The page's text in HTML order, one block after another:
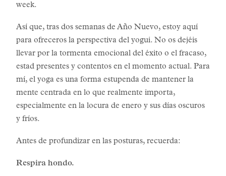
week.
Así que, tras dos semanas de Año Nuevo, estoy aquí
para ofreceros la perspectiva del yogui. No os dejéis
llevar por la tormenta emocional del éxito o el fracaso,
estad presentes y contentos en el momento actual. Para
mí, el yoga es una forma estupenda de mantener la
mente centrada en lo que realmente importa,
especialmente en la locura de enero y sus días oscuros
y fríos.
Antes de profundizar en las posturas, recuerda:
Respira hondo.